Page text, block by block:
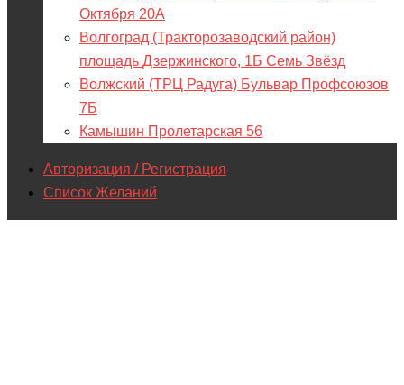
Октября 20А
Волгоград (Тракторозаводский район)
площадь Дзержинского, 1Б Семь Звёзд
Волжский (ТРЦ Радуга) Бульвар Профсоюзов
7Б
Камышин Пролетарская 56
Авторизация / Регистрация
Список Желаний